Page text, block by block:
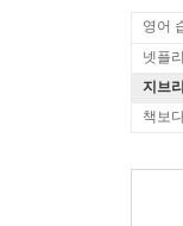
영어
넷플
지브
책보